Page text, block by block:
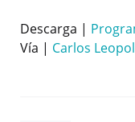
Descarga |
Vía | Carlos